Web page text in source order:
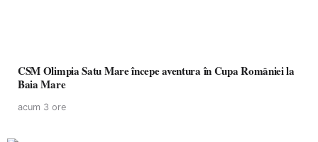
CSM Olimpia Satu Mare începe aventura în Cupa României la
Baia Mare
acum 3 ore